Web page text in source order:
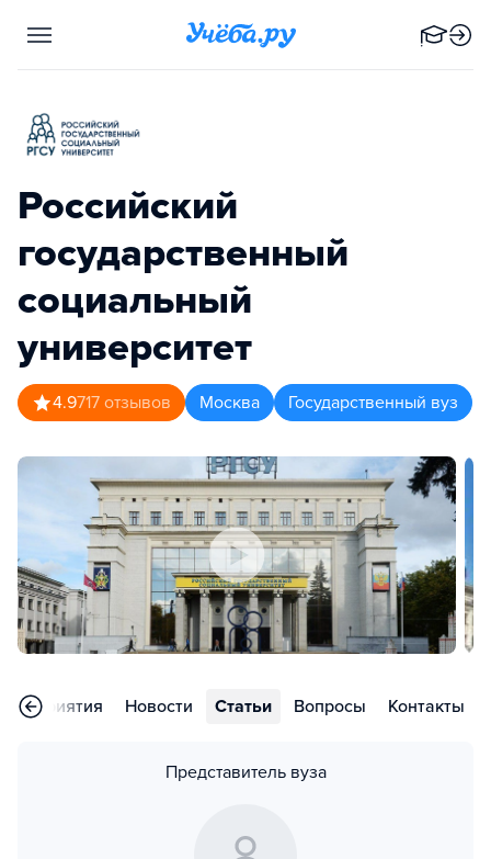
Российский
государственный
социальный
университет
4.9717 отзывов Москва Государственный вуз
Новости Статьи Вопросы Контакты
Представитель вуза